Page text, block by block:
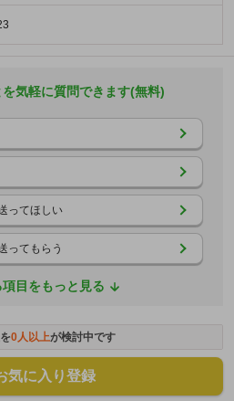
気軽に質問できます(無料)
ってほしい
ってもらう
目をもっと見る
0人以上が検討中です
気に入り登録